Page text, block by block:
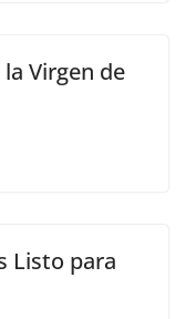
Virgen de
Listo para